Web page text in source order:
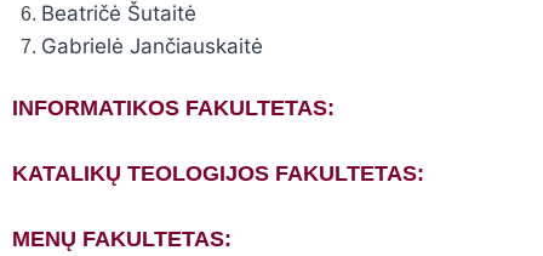
Beatričė Šutaitė
Gabrielė Jančiauskaitė
INFORMATIKOS FAKULTETAS:
KATALIKŲ TEOLOGIJOS FAKULTETAS:
MENŲ FAKULTETAS: